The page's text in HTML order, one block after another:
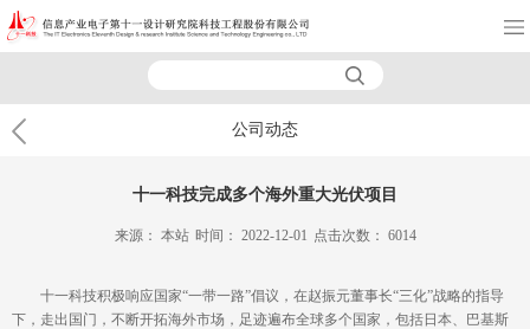
公司动态
十一科技完成多个海外重大光伏项目
来源： 本站 时间： 2022-12-01 点击次数： 6014
十一科技积极响应国家“一带一路”倡议，在赵振元董事长“三化”战略的指导
下，走出国门，不断开拓海外市场，足迹遍布全球多个国家，包括日本、巴基斯